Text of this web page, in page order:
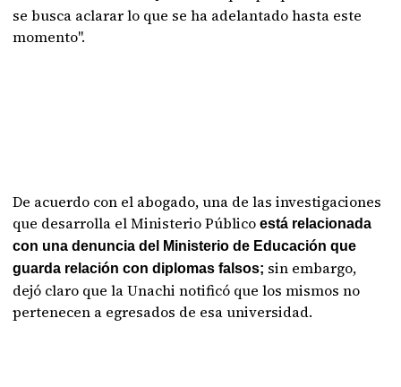
se busca aclarar lo que se ha adelantado hasta este
momento".
De acuerdo con el abogado, una de las investigaciones
que desarrolla el Ministerio Público está relacionada
con una denuncia del Ministerio de Educación que
guarda relación con diplomas falsos; sin embargo,
dejó claro que la Unachi notificó que los mismos no
pertenecen a egresados de esa universidad.